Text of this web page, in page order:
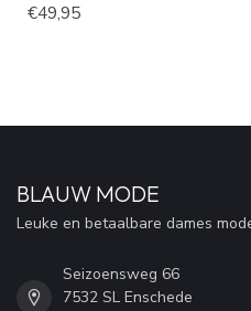
€49,95
BLAUW MODE
Leuke en betaalbare dames
Seizoensweg 66
7532 SL Enschede